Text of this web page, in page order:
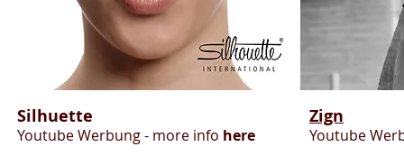
Silhuette
Youtube Werbung - more info here
Zign
Youtube